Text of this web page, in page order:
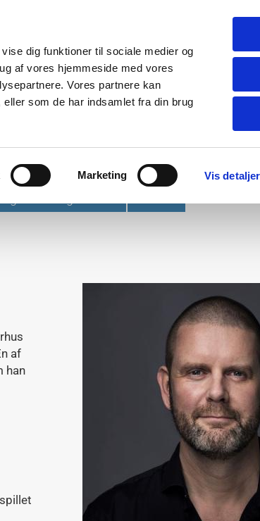
dig funktioner til sociale medier og
af vores hjemmeside med vores
Vores partnere kan
som de har indsamlet fra din brug
Marketing Vis detaljer
af
han